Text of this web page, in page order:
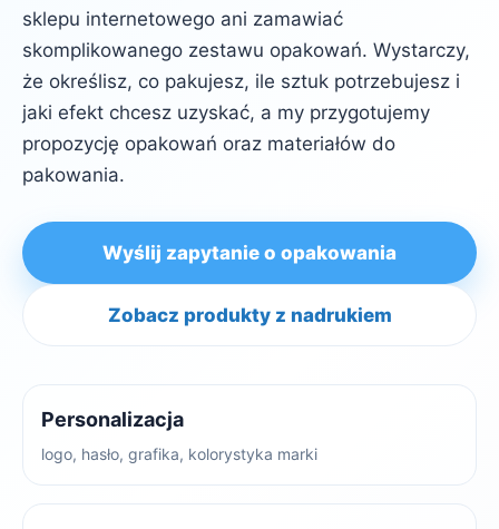
sklepu internetowego ani zamawiać
skomplikowanego zestawu opakowań. Wystarczy,
że określisz, co pakujesz, ile sztuk potrzebujesz i
jaki efekt chcesz uzyskać, a my przygotujemy
propozycję opakowań oraz materiałów do
pakowania.
Wyślij zapytanie o opakowania
Zobacz produkty z nadrukiem
Personalizacja
logo, hasło, grafika, kolorystyka marki